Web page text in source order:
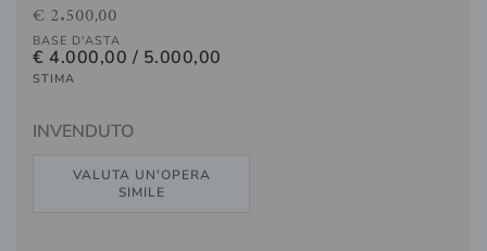
€ 2.500,00
BASE D'ASTA
€ 4.000,00 / 5.000,00
STIMA
INVENDUTO
VALUTA UN'OPERA
SIMILE